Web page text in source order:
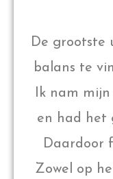
De grootste
balans te
Ik nam
en had het
Daardoor
Zowel op